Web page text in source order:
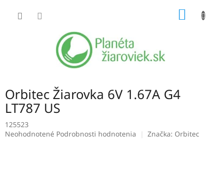
Orbitec Žiarovka 6V 1.67A G4
LT787 US
125523
Priemerné
Neohodnotené Podrobnosti hodnotenia Značka: Orbitec